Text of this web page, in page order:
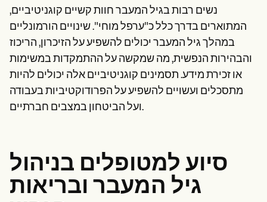
נשים רבות בגיל המעבר חוות קשיים קוגניטיביים,
המתוארים בדרך כלל כ"ערפל מוחי". שינויים הורמונליים
במהלך גיל המעבר יכולים להשפיע על הזיכרון, הריכוז
והבהירות הנפשית, מה שמקשה על ההתמקדות במשימות
או זכירת מידע. תסמינים קוגניטיביים אלה יכולים להיות
מתסכלים ועשויים להשפיע על הפרודוקטיביות בעבודה
ועל הביטחון במצבים חברתיים.
סיוע למטופלים בניהול
גיל המעבר ובריאות